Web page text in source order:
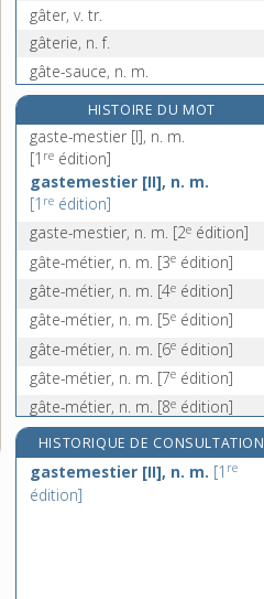
gâter, v. tr.
gâterie, n. f.
gâte-sauce, n. m.
gâteux, -euse, adj.
gâtine, n. f.
gâtisme, n.
gatte, n. f.
gattilier, n. m.
HISTOIRE DU MOT
gaste-mestier [I], n. m.
[1 re édition]
gastemestier [II], n. m.
[1 re édition]
gaste-mestier, n. m. [2e édition]
gâte-métier, n. m. [3e édition]
gâte-métier, n. m. [4e édition]
gâte-métier, n. m. [5e édition]
gâte-métier, n. m. [6e édition]
gâte-métier, n. m. [7e édition]
gâte-métier, n. m. [8e édition]
gâte-métier, n. m. [9eédition]
HISTORIQUE DE CONSULTATION
gastemestier [II], n. m. [1 re
édition]